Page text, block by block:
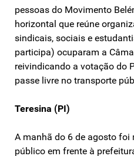
pessoas do Movimento
horizontal que reúne
sindicais, sociais e
participa) ocuparam a
reivindicando a votação do
passe livre no transporte
Teresina (PI)
A manhã do 6 de agosto foi
público em frente à